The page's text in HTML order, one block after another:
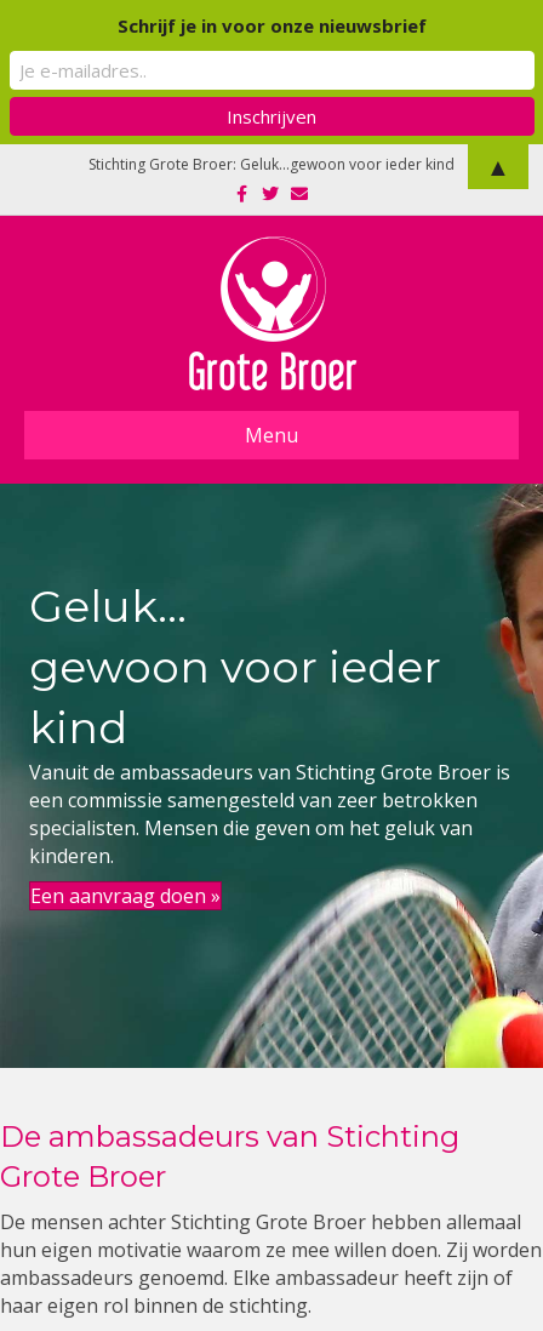
Stichting Grote Broer: Geluk...gewoon voor ieder kind
Facebook
TwitterEmail
Menu
Geluk...
gewoon voor ieder
kind
Vanuit de ambassadeurs van Stichting Grote Broer is
een commissie samengesteld van zeer betrokken
specialisten. Mensen die geven om het geluk van
kinderen.
Een aanvraag doen »
De ambassadeurs van Stichting
Grote Broer
De mensen achter Stichting Grote Broer hebben allemaal
hun eigen motivatie waarom ze mee willen doen. Zij worden
ambassadeurs genoemd. Elke ambassadeur heeft zijn of
haar eigen rol binnen de stichting.
Schrijf je in voor onze nieuwsbrief
▲